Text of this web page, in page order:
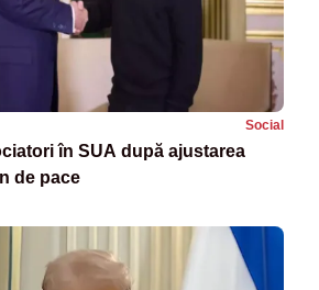
Social
în SUA după ajustarea
de pace